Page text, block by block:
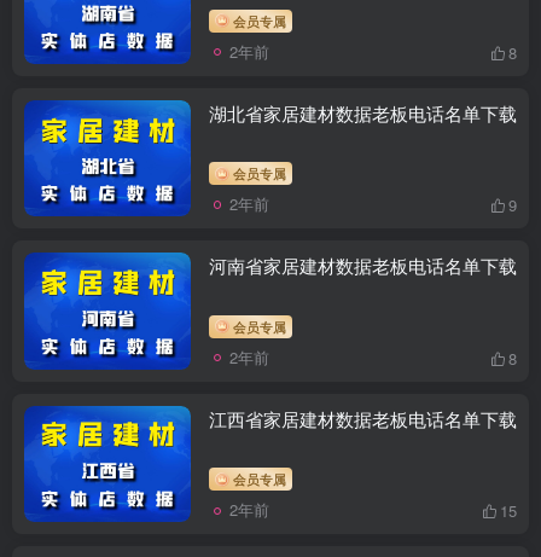
会员专属
2年前 8
湖北省家居建材数据老板电话名单下载
会员专属
2年前 9
河南省家居建材数据老板电话名单下载
会员专属
2年前 8
江西省家居建材数据老板电话名单下载
会员专属
2年前 15